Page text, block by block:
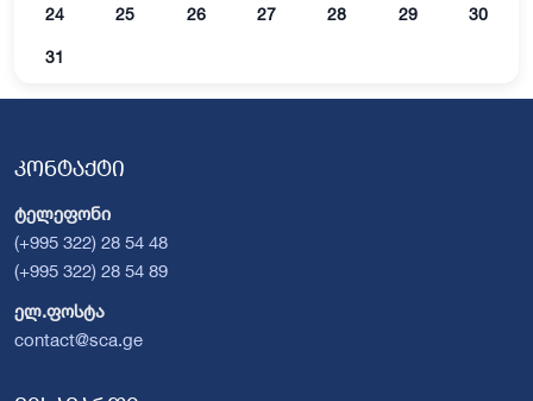
24 25 26 27 28 29 30
31
კონტაქტი
ტელეფონი
(+995 322) 28 54 48
(+995 322) 28 54 89
ელ.ფოსტა
contact@sca.ge